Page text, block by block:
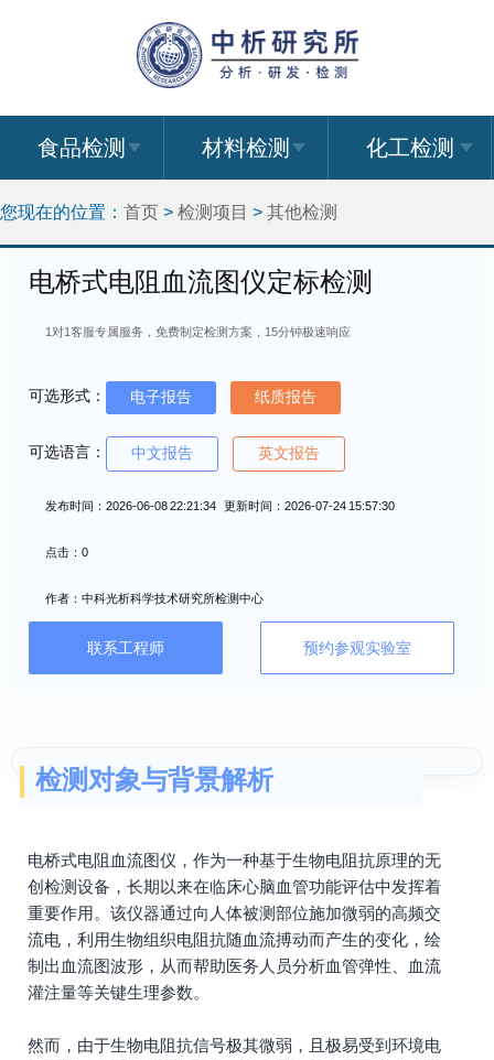
食品检测 材料检测 化工检测
您现在的位置： 首页 > 检测项目 > 其他检测
电桥式电阻血流图仪定标检测
1对1客服专属服务，免费制定检测方案，15分钟极速响应
可选形式： 电子报告 纸质报告
可选语言： 中文报告 英文报告
发布时间：2026-06-08 22:21:34 更新时间：2026-07-24 15:57:30
点击：0
作者：中科光析科学技术研究所检测中心
联系工程师 预约参观实验室
检测对象与背景解析
电桥式电阻血流图仪，作为一种基于生物电阻抗原理的无
创检测设备，长期以来在临床心脑血管功能评估中发挥着
重要作用。该仪器通过向人体被测部位施加微弱的高频交
流电，利用生物组织电阻抗随血流搏动而产生的变化，绘
制出血流图波形，从而帮助医务人员分析血管弹性、血流
灌注量等关键生理参数。
然而，由于生物电阻抗信号极其微弱，且极易受到环境电